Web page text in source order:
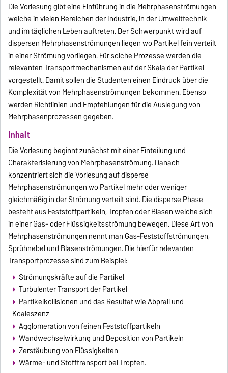
Die Vorlesung gibt eine Einführung in die Mehrphasenströmungen
welche in vielen Bereichen der Industrie, in der Umwelttechnik
und im täglichen Leben auftreten. Der Schwerpunkt wird auf
dispersen Mehrphasenströmungen liegen wo Partikel fein verteilt
in einer Strömung vorliegen. Für solche Prozesse werden die
relevanten Transportmechanismen auf der Skala der Partikel
vorgestellt. Damit sollen die Studenten einen Eindruck über die
Komplexität von Mehrphasenströmungen bekommen. Ebenso
werden Richtlinien und Empfehlungen für die Auslegung von
Mehrphasenprozessen gegeben.
Inhalt
Die Vorlesung beginnt zunächst mit einer Einteilung und
Charakterisierung von Mehrphasenströmung. Danach
konzentriert sich die Vorlesung auf disperse
Mehrphasenströmungen wo Partikel mehr oder weniger
gleichmäßig in der Strömung verteilt sind. Die disperse Phase
besteht aus Feststoffpartikeln, Tropfen oder Blasen welche sich
in einer Gas- oder Flüssigkeitsströmung bewegen. Diese Art von
Mehrphasenströmungen nennt man Gas-Feststoffströmungen,
Sprühnebel und Blasenströmungen. Die hierfür relevanten
Transportprozesse sind zum Beispiel:
Strömungskräfte auf die Partikel
Turbulenter Transport der Partikel
Partikelkollisionen und das Resultat wie Abprall und
Koaleszenz
Agglomeration von feinen Feststoffpartikeln
Wandwechselwirkung und Deposition von Partikeln
Zerstäubung von Flüssigkeiten
Wärme- und Stofftransport bei Tropfen.